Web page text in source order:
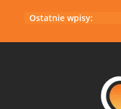
Ostatnie wpisy: